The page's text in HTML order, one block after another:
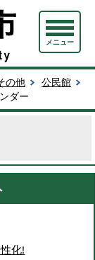
メニュー
の他
公民館
ダー
化!